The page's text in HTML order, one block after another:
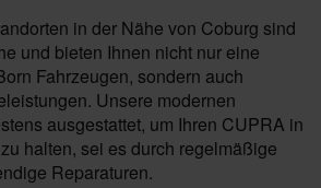
in der Nähe von Coburg sind
und bieten Ihnen nicht nur eine
Fahrzeugen, sondern auch
Unsere modernen
ausgestattet, um Ihren CUPRA in
halten, sei es durch regelmäßige
Reparaturen.